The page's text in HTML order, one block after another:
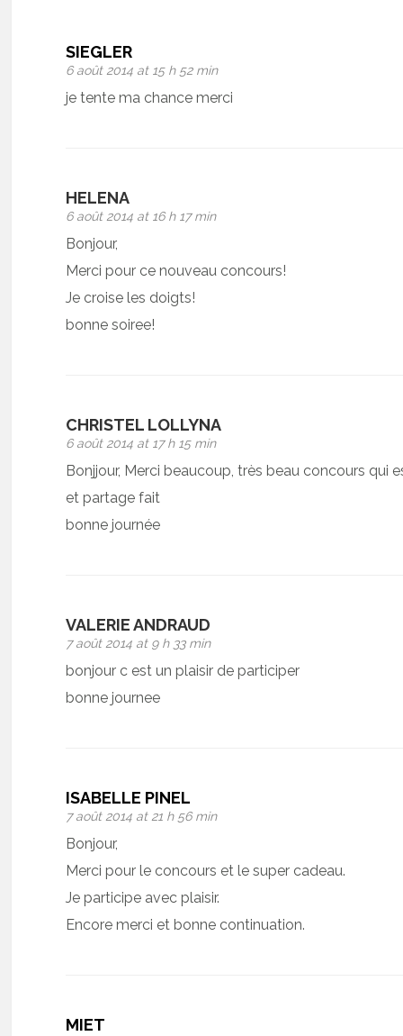
SIEGLER
6 août 2014 at 15 h 52 min
je tente ma chance merci
HELENA
6 août 2014 at 16 h 17 min
Bonjour,
Merci pour ce nouveau concours!
Je croise les doigts!
bonne soiree!
CHRISTEL LOLLYNA
6 août 2014 at 17 h 15 min
Bonjjour, Merci beaucoup, très beau concours qui
et partage fait
bonne journée
VALERIE ANDRAUD
7 août 2014 at 9 h 33 min
bonjour c est un plaisir de participer
bonne journee
ISABELLE PINEL
7 août 2014 at 21 h 56 min
Bonjour,
Merci pour le concours et le super cadeau.
Je participe avec plaisir.
Encore merci et bonne continuation.
MIET